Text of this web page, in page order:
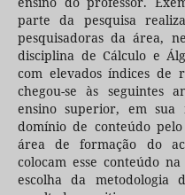
parte da pesquisa
pesquisadoras da área,
disciplina de Cálculo e
com elevados índices de
chegou-se às seguintes
ensino superior, em
domínio de conteúdo
área de formação do
colocam esse conteúdo
escolha da metodologia